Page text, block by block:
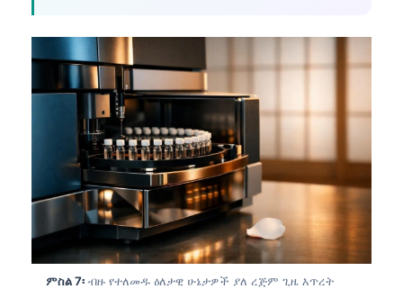
ምስል 7፡ ብዙ የተለመዱ ዕለታዊ ሁኔታዎች ያለ ረጅም ጊዜ እጥረት
বাংলা
اردو
मराठी
తెలుగు
தமிழ்
ગુજરાતી
ಕನ್ನಡ
മലയാളം